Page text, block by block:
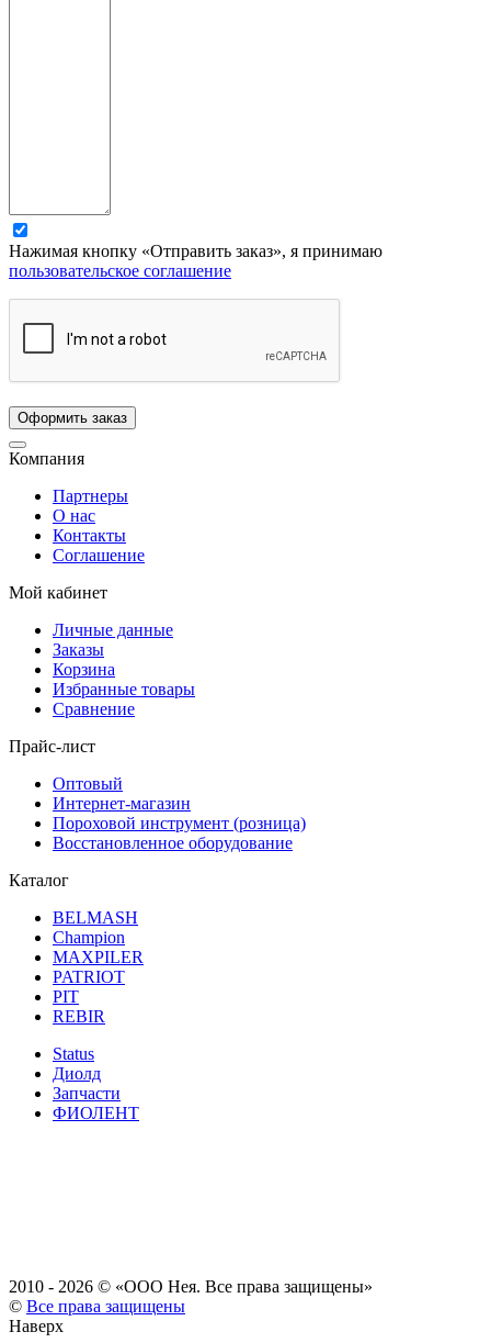
Нажимая кнопку «Отправить заказ», я принимаю
пользовательское соглашение
Компания
Партнеры
О нас
Контакты
Соглашение
Мой кабинет
Личные данные
Заказы
Корзина
Избранные товары
Сравнение
Прайс-лист
Оптовый
Интернет-магазин
Пороховой инструмент (розница)
Восстановленное оборудование
Каталог
BELMASH
Champion
MAXPILER
PATRIOT
PIT
REBIR
Status
Диолд
Запчасти
ФИОЛЕНТ
2010 - 2026 © «ООО Нея. Все права защищены»
© Все права защищены
Наверх